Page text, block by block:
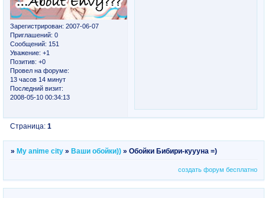
Зарегистрирован: 2007-06-07
Приглашений: 0
Сообщений: 151
Уважение: +1
Позитив: +0
Провел на форуме:
13 часов 14 минут
Последний визит:
2008-05-10 00:34:13
Страница:1
»My anime city »Ваши обойки)) »Обойки Бибири-куууна =)
создать форум бесплатно